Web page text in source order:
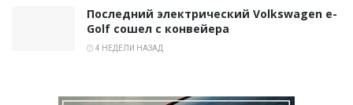
Последний электрический Volkswagen e-
Golf сошел с конвейера
4 НЕДЕЛИ НАЗАД